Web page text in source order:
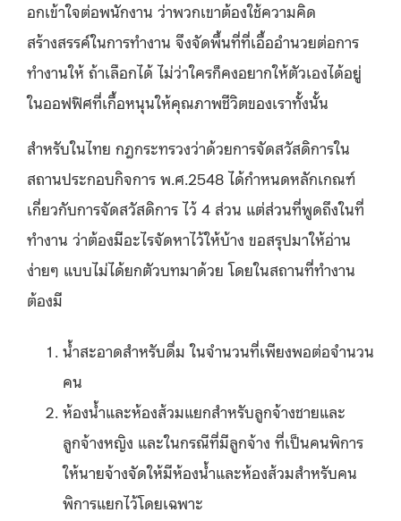
อกเข้าใจต่อพนักงาน ว่าพวกเขาต้องใช้ความคิด
สร้างสรรค์ในการทำงาน จึงจัดพื้นที่ที่เอื้ออำนวยต่อการ
ทำงานให้ ถ้าเลือกได้ ไม่ว่าใครก็คงอยากให้ตัวเองได้อยู่
ในออฟฟิศที่เกื้อหนุนให้คุณภาพชีวิตของเราทั้งนั้น
สำหรับในไทย กฎกระทรวงว่าด้วยการจัดสวัสดิการใน
สถานประกอบกิจการ พ.ศ.2548 ได้กำหนดหลักเกณฑ์
เกี่ยวกับการจัดสวัสดิการ ไว้ 4 ส่วน แต่ส่วนที่พูดถึงในที่
ทำงาน ว่าต้องมีอะไรจัดหาไว้ให้บ้าง ขอสรุปมาให้อ่าน
ง่ายๆ แบบไม่ได้ยกตัวบทมาด้วย โดยในสถานที่ทำงาน
ต้องมี
น้ำสะอาดสำหรับดื่ม ในจำนวนที่เพียงพอต่อจำนวน
คน
ห้องน้ำและห้องส้วมแยกสำหรับลูกจ้างชายและ
ลูกจ้างหญิง และในกรณีที่มีลูกจ้าง ที่เป็นคนพิการ
ให้นายจ้างจัดให้มีห้องน้ำและห้องส้วมสำหรับคน
พิการแยกไว้โดยเฉพาะ